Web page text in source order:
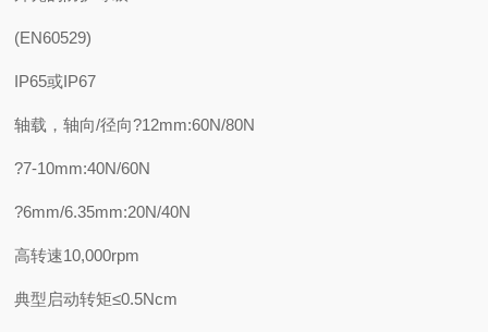
(EN60529)
IP65或IP67
轴载，轴向/径向?12mm:60N/80N
?7-10mm:40N/60N
?6mm/6.35mm:20N/40N
高转速10,000rpm
典型启动转矩≤0.5Ncm